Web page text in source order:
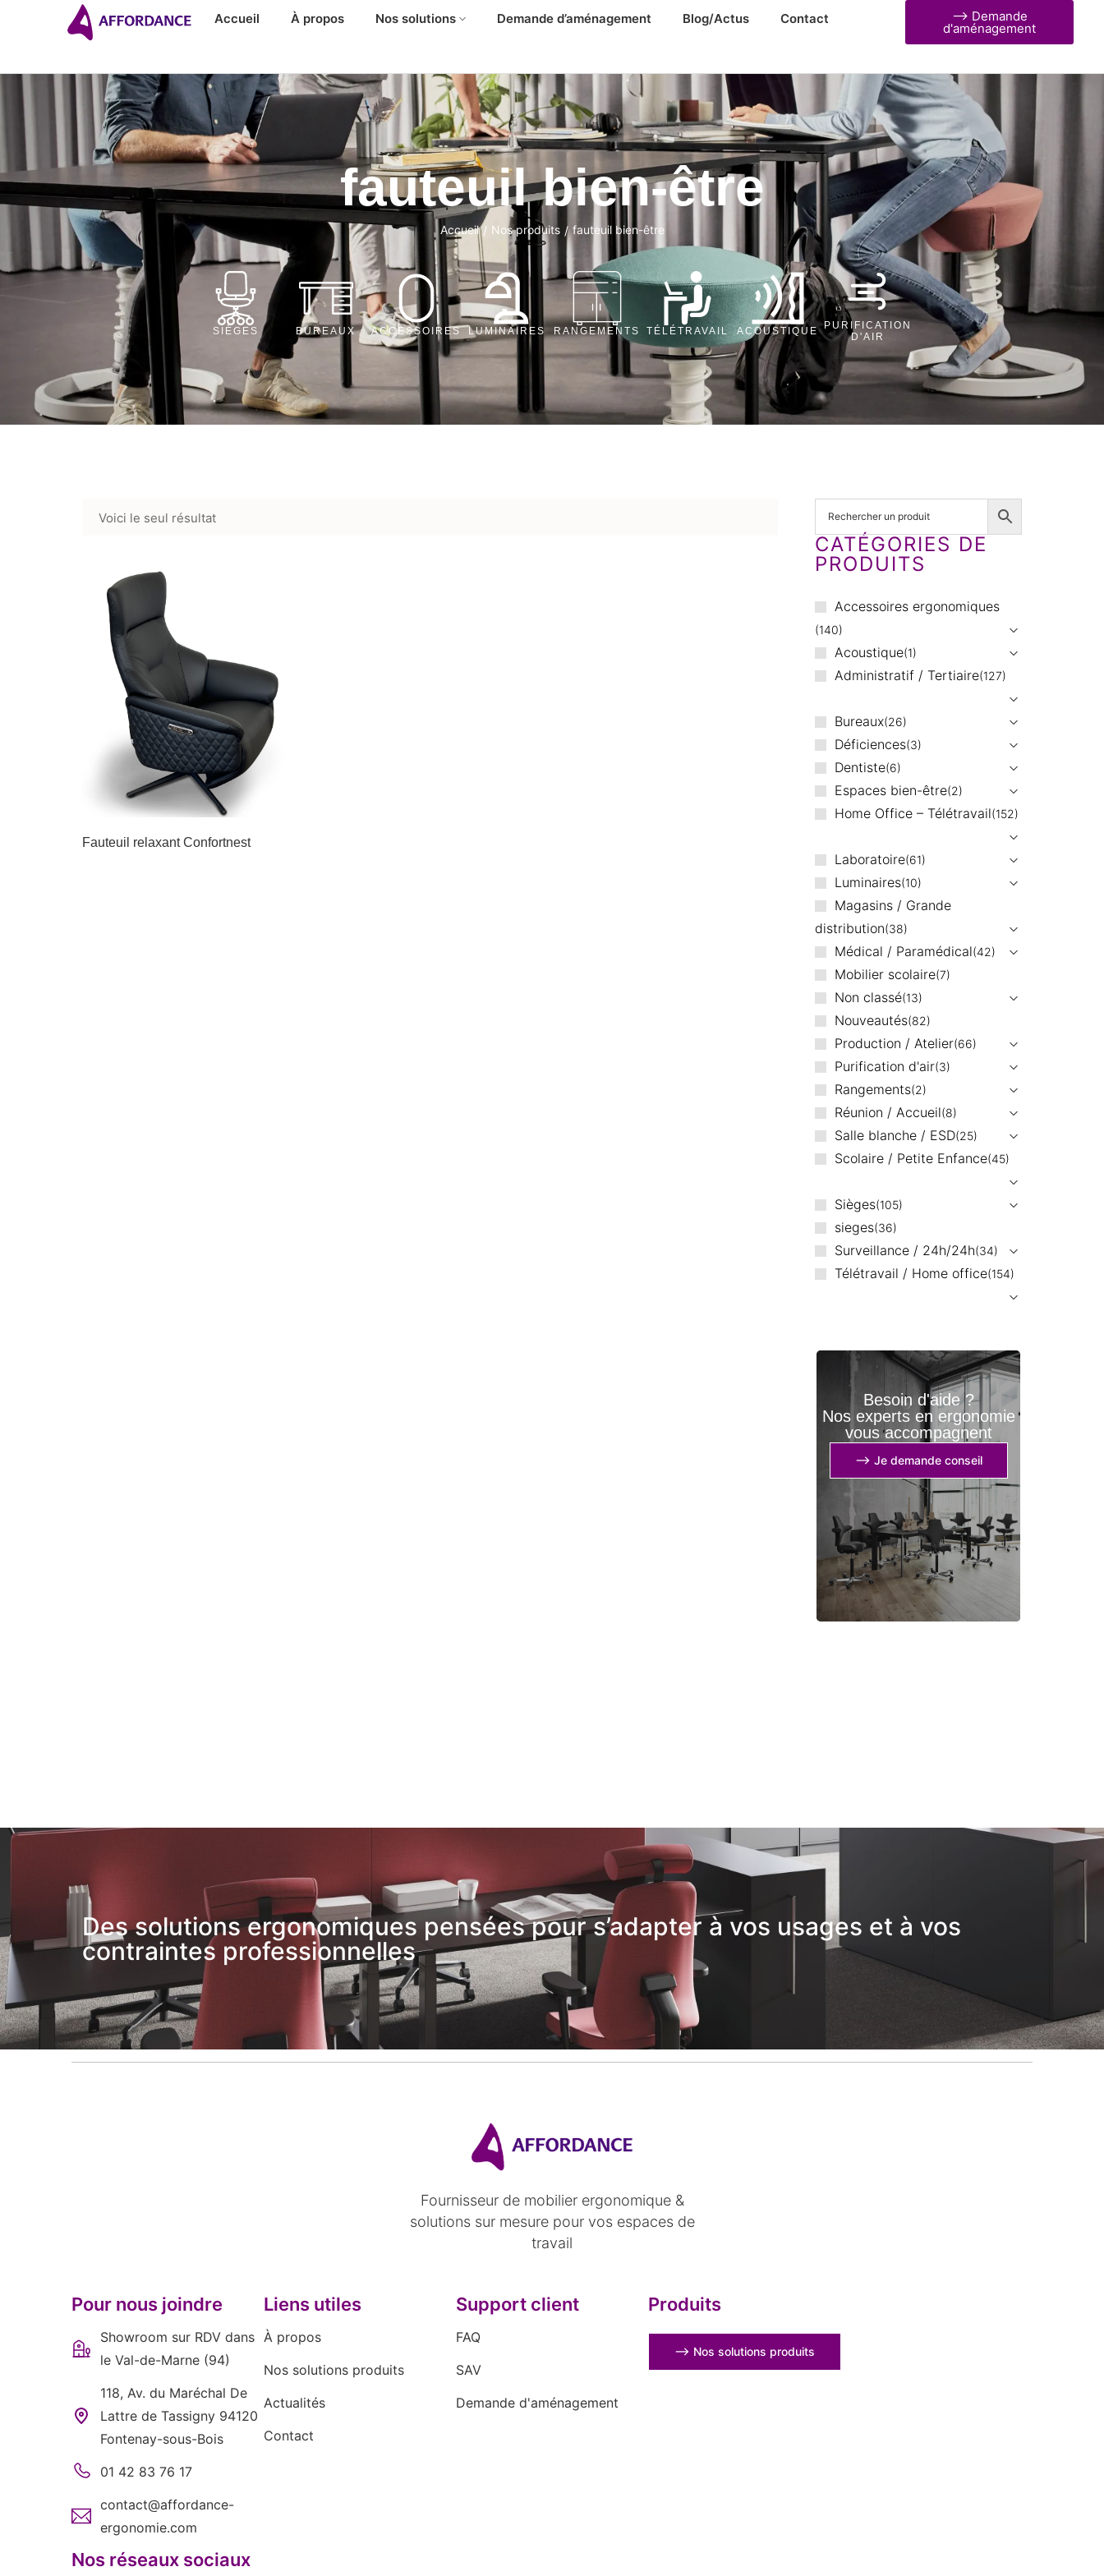
Accueil À propos Nos solutions Demande d’aménagement Blog/Actus Contact ⟶ Demande
d'aménagement
fauteuil bien-être
Accueil / Nos produits / fauteuil bien-être
SIÈGES BUREAUX ACCESSOIRES LUMINAIRES RANGEMENTS TÉLÉTRAVAIL ACOUSTIQUE PURIFICATION
D'AIR
Voici le seul résultat
Fauteuil relaxant Confortnest
CATÉGORIES DE
PRODUITS
Accessoires ergonomiques
140
Acoustique 1
Administratif / Tertiaire 127
Bureaux 26
Déficiences 3
Dentiste 6
Espaces bien-être 2
Home Office – Télétravail 152
Laboratoire 61
Luminaires 10
Magasins / Grande
distribution 38
Médical / Paramédical 42
Mobilier scolaire 7
Non classé 13
Nouveautés 82
Production / Atelier 66
Purification d'air 3
Rangements 2
Réunion / Accueil 8
Salle blanche / ESD 25
Scolaire / Petite Enfance 45
Sièges 105
sieges 36
Surveillance / 24h/24h 34
Télétravail / Home office 154
Besoin d'aide ?
Nos experts en ergonomie
vous accompagnent
⟶ Je demande conseil
Des solutions ergonomiques pensées pour s’adapter à vos usages et à vos
contraintes professionnelles
Fournisseur de mobilier ergonomique &
solutions sur mesure pour vos espaces de
travail
Pour nous joindre
Showroom sur RDV dans
le Val-de-Marne (94)
118, Av. du Maréchal De
Lattre de Tassigny 94120
Fontenay-sous-Bois
01 42 83 76 17
contact@affordance-
ergonomie.com
Nos réseaux sociaux
Liens utiles
À propos
Nos solutions produits
Actualités
Contact
Support client
FAQ
SAV
Demande d'aménagement
Produits
⟶ Nos solutions produits